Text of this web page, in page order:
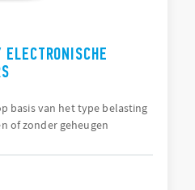
basis van het type belasting
of zonder geheugen